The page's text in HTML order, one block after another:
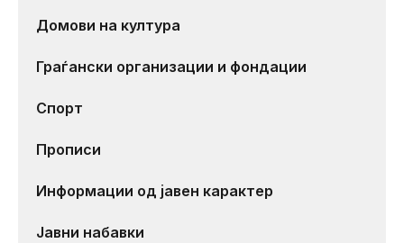
Домови на култура
Граѓански организации и фондации
Спорт
Прописи
Информации од јавен карактер
Јавни набавки